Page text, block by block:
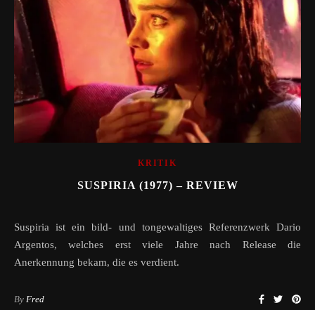
KRITIK
SUSPIRIA (1977) – REVIEW
Suspiria ist ein bild- und tongewaltiges Referenzwerk Dario
Argentos, welches erst viele Jahre nach Release die
Anerkennung bekam, die es verdient.
By Fred